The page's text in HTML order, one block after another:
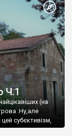
Ч.1
(на
.Ну,але
субєктивізм,